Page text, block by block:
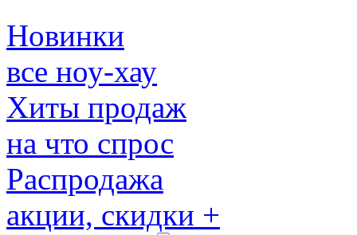
Новинки
все ноу-хау
Хиты продаж
на что спрос
Распродажа
акции, скидки +